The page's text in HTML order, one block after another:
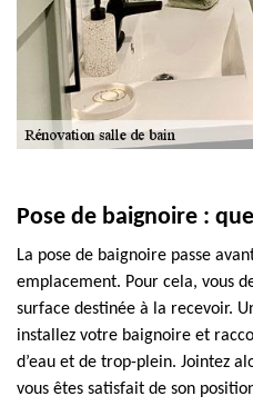
Pose de baignoire :
La pose de baignoire passe
emplacement. Pour cela, vous
surface destinée à la recevoir.
installez votre baignoire et
d’eau et de trop-plein. Jointez
vous êtes satisfait de son